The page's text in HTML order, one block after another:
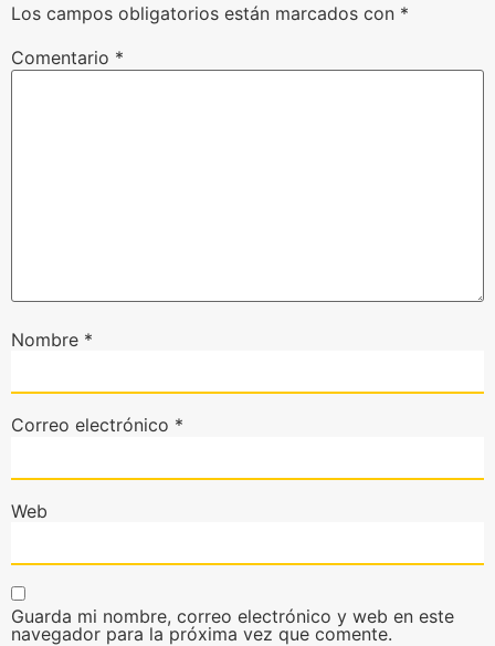
Los campos obligatorios están marcados con *
Comentario *
Nombre *
Correo electrónico *
Web
Guarda mi nombre, correo electrónico y web en este
navegador para la próxima vez que comente.